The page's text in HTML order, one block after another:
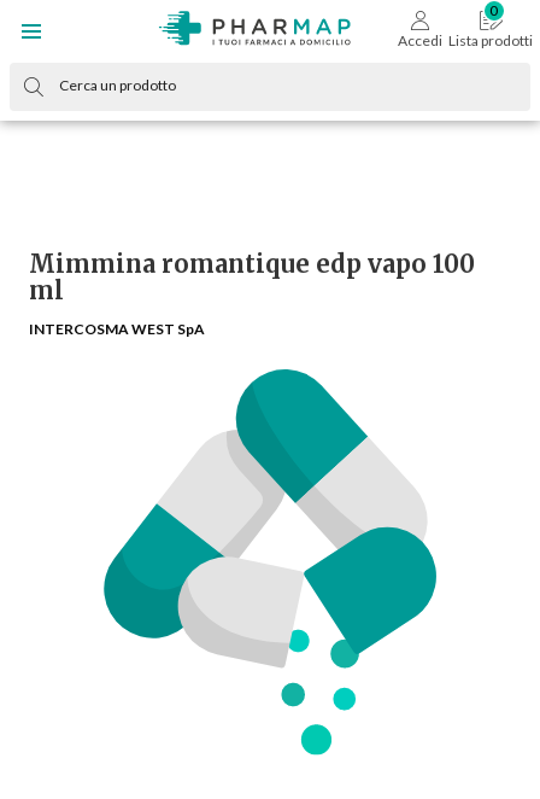
Accedi Lista prodotti
Mimmina romantique edp vapo 100
ml
INTERCOSMA WEST SpA